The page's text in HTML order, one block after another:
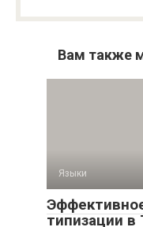
Вам также
Языки
типизации